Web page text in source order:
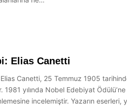
Elias Canetti
Canetti, 25 Temmuz 1905
yılında Nobel Edebiyat
incelemiştir. Yazarın